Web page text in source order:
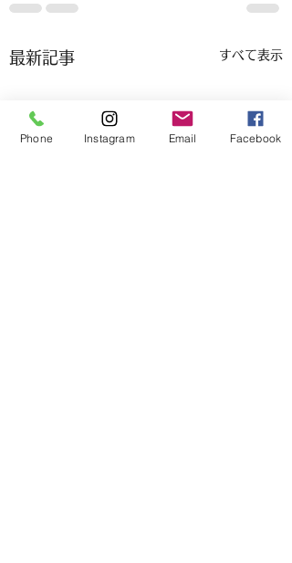
最新記事 すべて表示
Phone Instagram Email Facebook